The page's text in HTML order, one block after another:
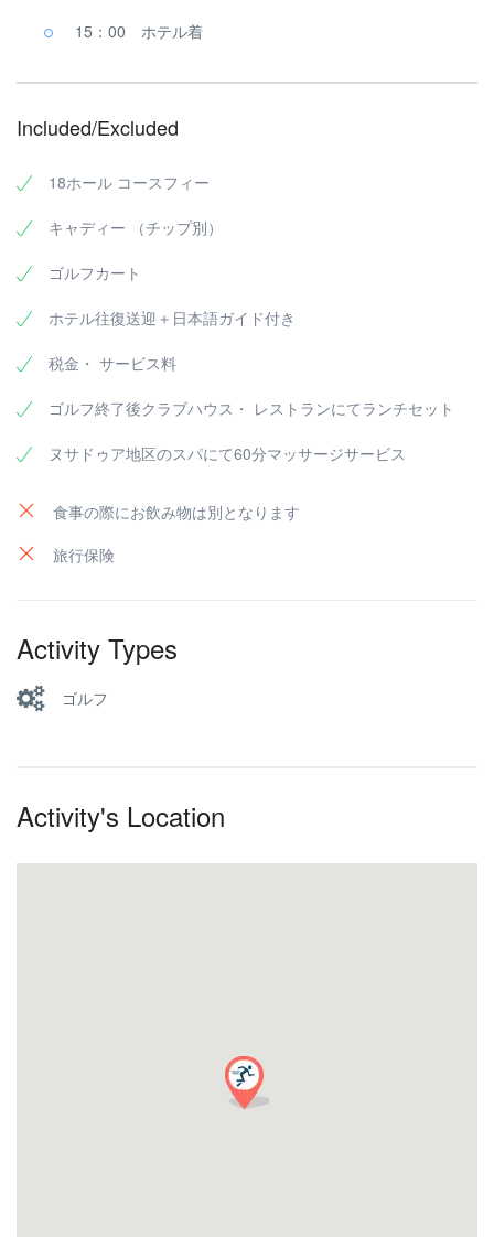
15：00 ホテル着
Included/Excluded
18ホール コースフィー
キャディー （チップ別）
ゴルフカート
ホテル往復送迎＋日本語ガイド付き
税金・ サービス料
ゴルフ終了後クラブハウス・ レストランにてランチセット
ヌサドゥア地区のスパにて60分マッサージサービス
食事の際にお飲み物は別となります
旅行保険
Activity Types
ゴルフ
Activity's Location